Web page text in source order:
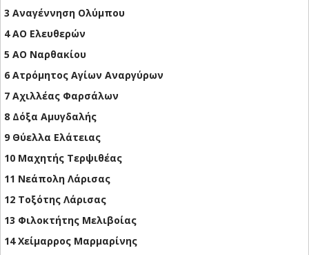
3 Αναγέννηση Ολύμπου
4 ΑΟ Ελευθερών
5 ΑΟ Ναρθακίου
6 Ατρόμητος Αγίων Αναργύρων
7 Αχιλλέας Φαρσάλων
8 Δόξα Αμυγδαλής
9 Θύελλα Ελάτειας
10 Μαχητής Τερψιθέας
11 Νεάπολη Λάρισας
12 Τοξότης Λάρισας
13 Φιλοκτήτης Μελιβοίας
14 Χείμαρρος Μαρμαρίνης